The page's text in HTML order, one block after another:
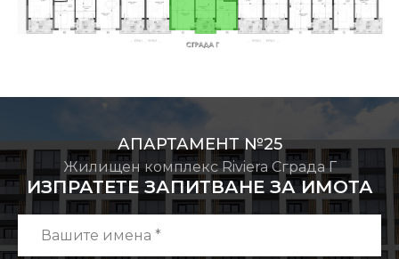
АПАРТАМЕНТ №25
Жилищен комплекс Riviera Сграда Г
ИЗПРАТЕТЕ ЗАПИТВАНЕ ЗА ИМОТА